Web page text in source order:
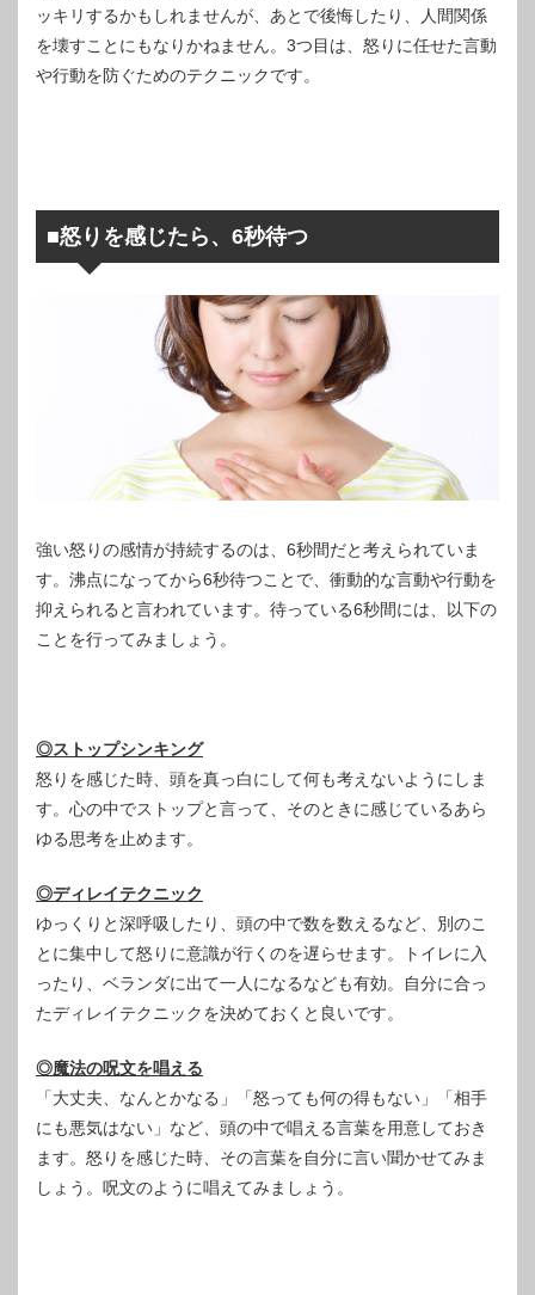
ッキリするかもしれませんが、あとで後悔したり、人間関係
を壊すことにもなりかねません。3つ目は、怒りに任せた言動
や行動を防ぐためのテクニックです。
■怒りを感じたら、6秒待つ
強い怒りの感情が持続するのは、6秒間だと考えられていま
す。沸点になってから6秒待つことで、衝動的な言動や行動を
抑えられると言われています。待っている6秒間には、以下の
ことを行ってみましょう。
◎ストップシンキング
怒りを感じた時、頭を真っ白にして何も考えないようにしま
す。心の中でストップと言って、そのときに感じているあら
ゆる思考を止めます。
◎ディレイテクニック
ゆっくりと深呼吸したり、頭の中で数を数えるなど、別のこ
とに集中して怒りに意識が行くのを遅らせます。トイレに入
ったり、ベランダに出て一人になるなども有効。自分に合っ
たディレイテクニックを決めておくと良いです。
◎魔法の呪文を唱える
「大丈夫、なんとかなる」「怒っても何の得もない」「相手
にも悪気はない」など、頭の中で唱える言葉を用意しておき
ます。怒りを感じた時、その言葉を自分に言い聞かせてみま
しょう。呪文のように唱えてみましょう。